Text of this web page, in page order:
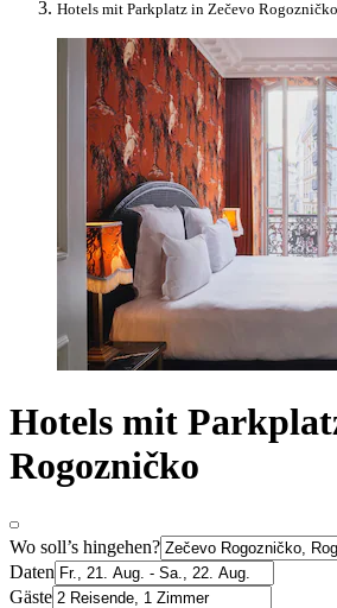
Hotels mit Parkplatz in Zečevo Rogozničko
Hotels mit
Rogozničko
Wo soll’s hingehen?
Daten
Gäste